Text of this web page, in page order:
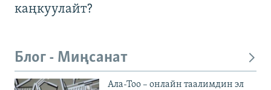
каңкуулайт?
Блог - Миңсанат
Ала-Тоо – онлайн таалимдин эл